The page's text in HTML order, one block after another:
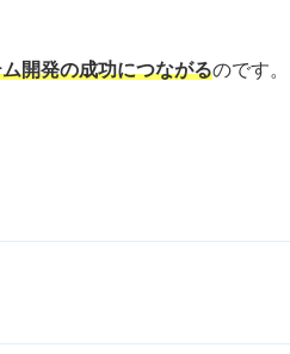
開発の成功につながるのです。